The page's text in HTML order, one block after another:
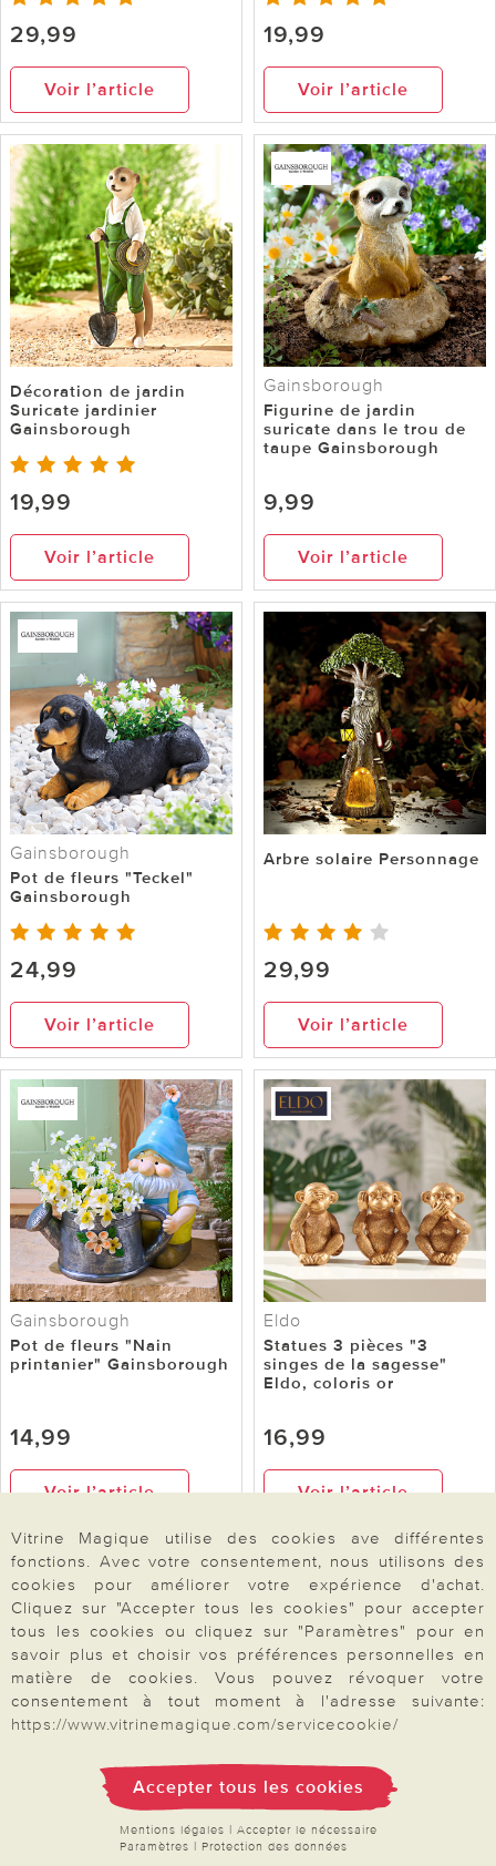
29,99
Voir l’article
19,99
Voir l’article
Décoration de jardin
Suricate jardinier
Gainsborough
19,99
Voir l’article
Gainsborough
Figurine de jardin
suricate dans le trou de
taupe Gainsborough
9,99
Voir l’article
Gainsborough
Pot de fleurs "Teckel"
Gainsborough
24,99
Voir l’article
Arbre solaire Personnage
29,99
Voir l’article
Gainsborough
Pot de fleurs "Nain
printanier" Gainsborough
14,99
Voir l’article
Eldo
Statues 3 pièces "3
singes de la sagesse"
Eldo, coloris or
16,99
Voir l’article
Gainsborough
Hibou solaire
Gainsborough
Gainsborough
Dragon avec boule
solaire Gainsborough
Vitrine Magique utilise des cookies ave différentes
fonctions. Avec votre consentement, nous utilisons des
cookies pour améliorer votre expérience d'achat.
Cliquez sur "Accepter tous les cookies" pour accepter
tous les cookies ou cliquez sur "Paramètres" pour en
savoir plus et choisir vos préférences personnelles en
matière de cookies. Vous pouvez révoquer votre
consentement à tout moment à l'adresse suivante:
https://www.vitrinemagique.com/servicecookie/
Accepter tous les cookies
Mentions légales | Accepter le nécessaire
Paramètres | Protection des données